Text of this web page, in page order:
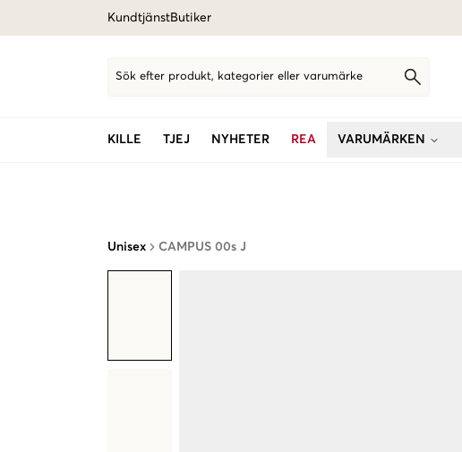
KundtjänstButiker
Sök efter produkt, kategorier eller varumärke
KILLE TJEJ NYHETER REA VARUMÄRKEN
Unisex CAMPUS 00s J